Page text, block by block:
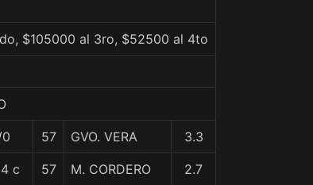
$105000 al 3ro, $52500 al 4to
57 GVO. VERA 3.3
c 57 M. CORDERO 2.7